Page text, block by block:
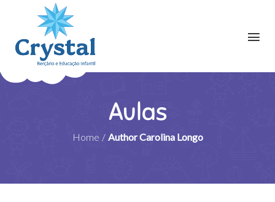
Aulas
Home / Author Carolina Longo